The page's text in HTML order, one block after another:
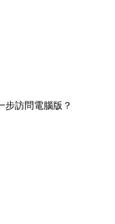
步訪問電腦版？